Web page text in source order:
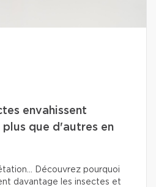
envahissent
plus que d'autres en
Découvrez pourquoi
davantage les insectes et